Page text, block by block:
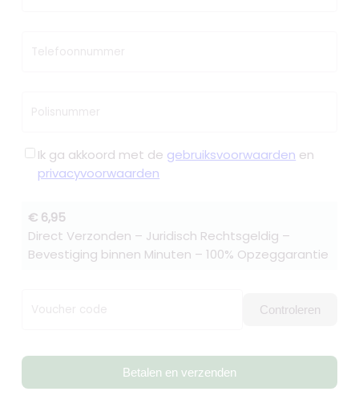
Telefoonnummer
Polisnummer
Ik ga akkoord met de gebruiksvoorwaarden en
privacyvoorwaarden
€ 6,95
Direct Verzonden – Juridisch Rechtsgeldig –
Bevestiging binnen Minuten – 100% Opzeggarantie
Voucher code Controleren
Betalen en verzenden